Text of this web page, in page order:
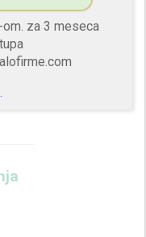
za 3 meseca